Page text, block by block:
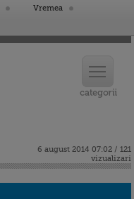
Vremea
6 august 2014 07:02 / 121
vizualizari